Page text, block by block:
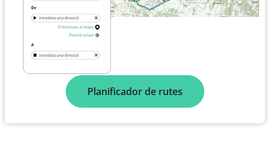
Planificador de rutes